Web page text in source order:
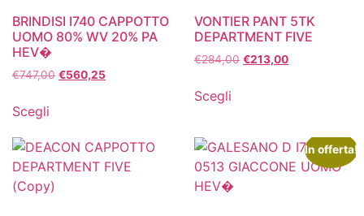
BRINDISI I740 CAPPOTTO
UOMO 80% WV 20% PA
HEV�
€747,00 €560,25
Scegli
VONTIER PANT 5TK
DEPARTMENT FIVE
€284,00 €213,00
Scegli
In offerta!